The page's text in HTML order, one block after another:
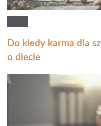
Do kiedy karma dla
o diecie